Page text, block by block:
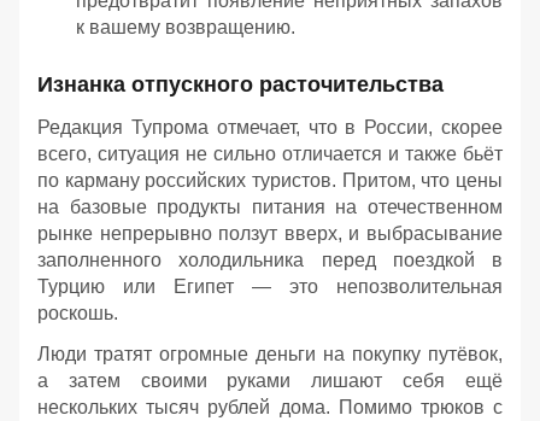
к вашему возвращению.
Изнанка отпускного расточительства
Редакция Тупрома отмечает, что в России, скорее
всего, ситуация не сильно отличается и также бьёт
по карману российских туристов. Притом, что цены
на базовые продукты питания на отечественном
рынке непрерывно ползут вверх, и выбрасывание
заполненного холодильника перед поездкой в
Турцию или Египет — это непозволительная
роскошь.
Люди тратят огромные деньги на покупку путёвок,
а затем своими руками лишают себя ещё
нескольких тысяч рублей дома. Помимо трюков с